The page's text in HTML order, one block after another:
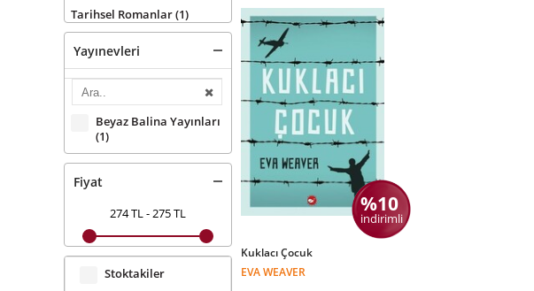
Tarihsel Romanlar(1)
Yayınevleri
Beyaz Balina Yayınları
(1)
Fiyat
274 TL-275 TL
Stoktakiler
%10
indirimli
Kuklacı Çocuk
EVA WEAVER